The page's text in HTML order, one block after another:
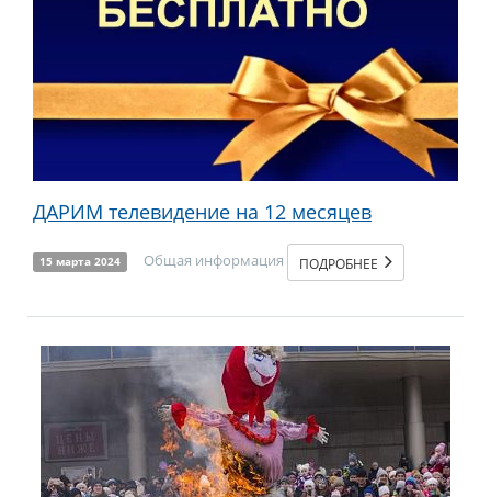
ДАРИМ телевидение на 12 месяцев
15 марта 2024 Общая информация ПОДРОБНЕЕ